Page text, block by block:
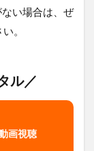
い場合は、ぜ
。
ル／
画視聴